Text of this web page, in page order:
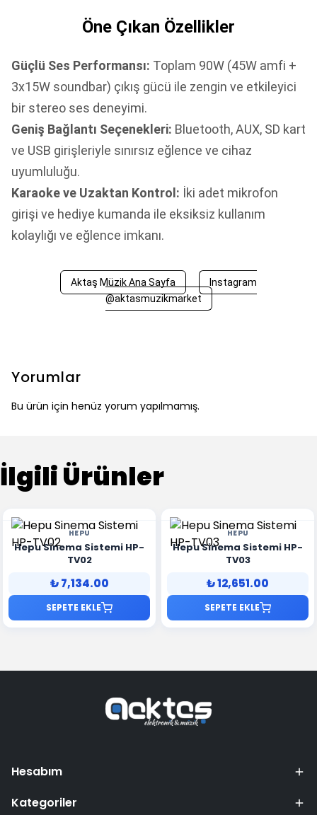
Öne Çıkan Özellikler
Güçlü Ses Performansı: Toplam 90W (45W amfi +
3x15W soundbar) çıkış gücü ile zengin ve etkileyici
bir stereo ses deneyimi.
Geniş Bağlantı Seçenekleri: Bluetooth, AUX, SD kart
ve USB girişleriyle sınırsız eğlence ve cihaz
uyumluluğu.
Karaoke ve Uzaktan Kontrol: İki adet mikrofon
girişi ve hediye kumanda ile eksiksiz kullanım
kolaylığı ve eğlence imkanı.
Aktaş Müzik Ana Sayfa
Instagram
@aktasmuzikmarket
Yorumlar
Bu ürün için henüz yorum yapılmamış.
İlgili Ürünler
HEPU
Hepu Sinema Sistemi HP-
TV02
₺ 7,134.00
SEPETE EKLE
HEPU
Hepu Sinema Sistemi HP-
TV03
₺ 12,651.00
SEPETE EKLE
Hesabım
Kategoriler